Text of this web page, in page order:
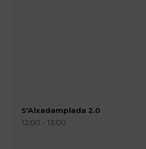
S'Aixadamplada 2.0
12:00 - 13:00